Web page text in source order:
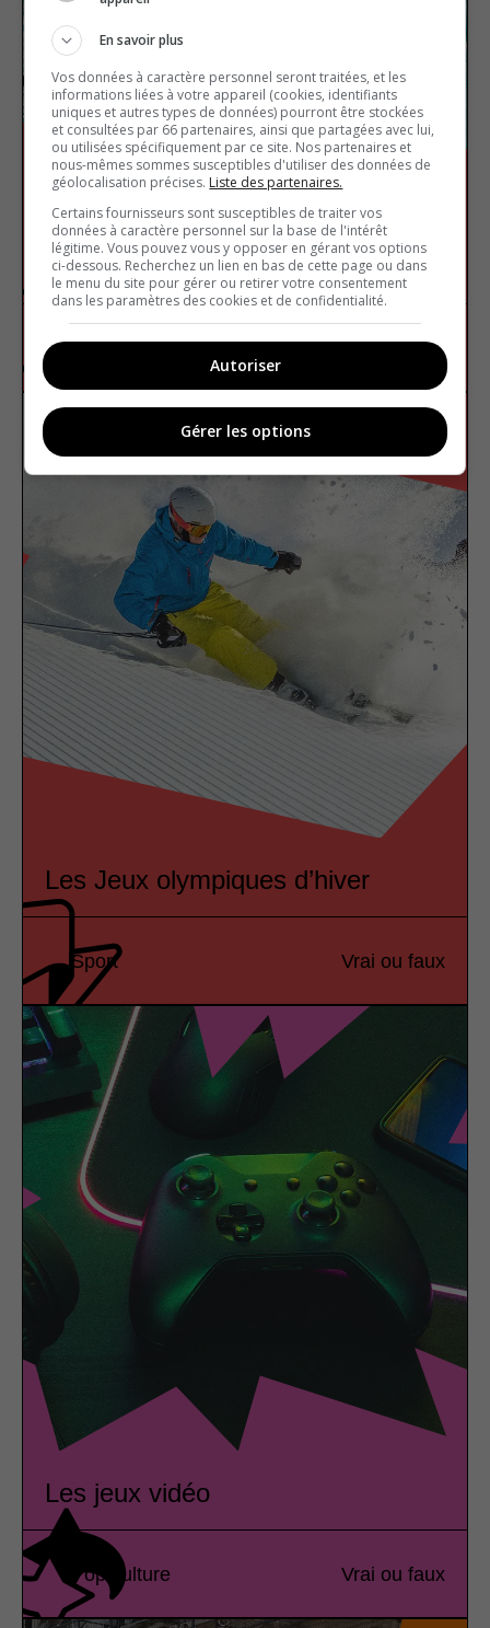
Les Jeux olympiques d’été
Sport Vrai ou faux
Les Jeux olympiques d’hiver
Sport Vrai ou faux
Les jeux vidéo
Pop culture Vrai ou faux
En savoir plus
Vos données à caractère personnel seront traitées, et les
informations liées à votre appareil (cookies, identifiants
uniques et autres types de données) pourront être stockées
et consultées par 66 partenaires, ainsi que partagées avec lui,
ou utilisées spécifiquement par ce site. Nos partenaires et
nous-mêmes sommes susceptibles d'utiliser des données de
géolocalisation précises. Liste des partenaires.
Certains fournisseurs sont susceptibles de traiter vos
données à caractère personnel sur la base de l'intérêt
légitime. Vous pouvez vous y opposer en gérant vos options
ci-dessous. Recherchez un lien en bas de cette page ou dans
le menu du site pour gérer ou retirer votre consentement
dans les paramètres des cookies et de confidentialité.
Autoriser
Gérer les options